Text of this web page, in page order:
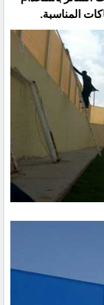
المناسبة.‏